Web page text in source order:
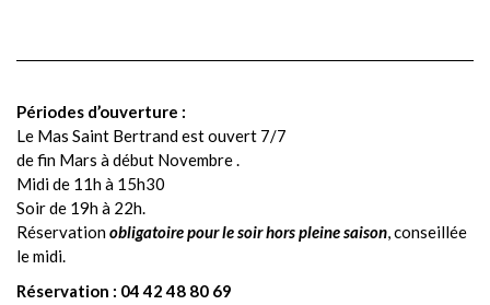
Périodes d’ouverture :
Le Mas Saint Bertrand est ouvert 7/7
de fin Mars à début Novembre.
Midi de 11h à 15h30
Soir de 19h à 22h.
Réservationobligatoire pour le soir hors pleine saison, conseillée
le midi.
Réservation : 04 42 48 80 69